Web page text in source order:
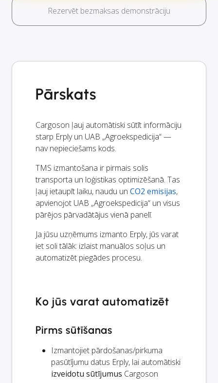
Rezervēt bezmaksas demonstrāciju
Pārskats
Cargoson ļauj automātiski sūtīt informāciju
starp Erply un UAB „Agroekspedicija“ —
nav nepieciešams kods.
TMS izmantošana ir pirmais solis
transporta un loģistikas optimizēšanā. Tas
ļauj ietaupīt laiku, naudu un CO2 emisijas,
apvienojot UAB „Agroekspedicija“ un visus
pārējos pārvadātājus vienā panelī.
Ja jūsu uzņēmums izmanto Erply, jūs varat
iet soli tālāk: izlaist manuālos soļus un
automatizēt piegādes procesu.
Ko jūs varat automatizēt
Pirms sūtīšanas
Izmantojiet pārdošanas/pirkuma
pasūtījumu datus Erply, lai automātiski
izveidotu sūtījumus Cargoson